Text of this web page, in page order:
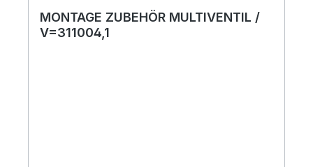
MONTAGE ZUBEHÖR MULTIVENTIL /
V=311004,1